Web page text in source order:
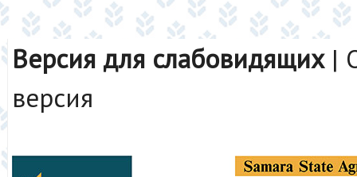
Версия для слабовидящих|
версия